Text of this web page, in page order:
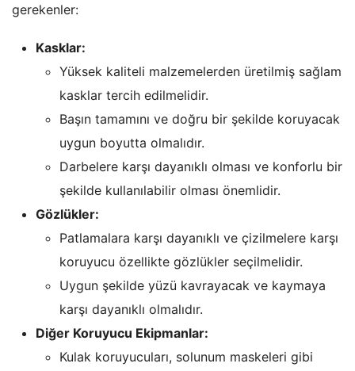
gerekenler:
Kasklar:
Yüksek kaliteli malzemelerden üretilmiş sağlam
kasklar tercih edilmelidir.
Başın tamamını ve doğru bir şekilde koruyacak
uygun boyutta olmalıdır.
Darbelere karşı dayanıklı olması ve konforlu bir
şekilde kullanılabilir olması önemlidir.
Gözlükler:
Patlamalara karşı dayanıklı ve çizilmelere karşı
koruyucu özellikte gözlükler seçilmelidir.
Uygun şekilde yüzü kavrayacak ve kaymaya
karşı dayanıklı olmalıdır.
Diğer Koruyucu Ekipmanlar:
Kulak koruyucuları, solunum maskeleri gibi